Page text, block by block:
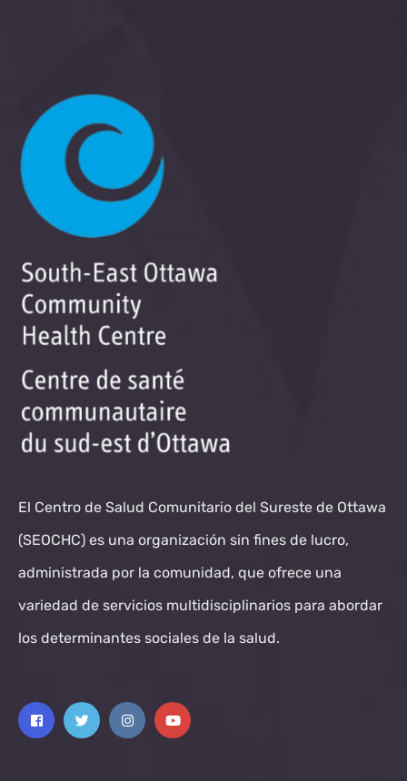
El Centro de Salud Comunitario del Sureste de Ottawa
(SEOCHC) es una organización sin fines de lucro,
administrada por la comunidad, que ofrece una
variedad de servicios multidisciplinarios para abordar
los determinantes sociales de la salud.